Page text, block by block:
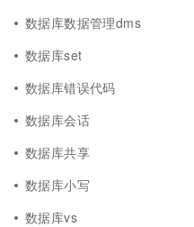
数据库数据管理dms
数据库set
数据库错误代码
数据库会话
数据库共享
数据库小写
数据库vs